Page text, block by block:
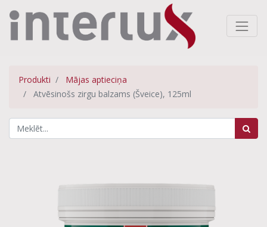
Produkti
Mājas aptieciņa
Atvēsinošs zirgu balzams (Šveice), 125ml